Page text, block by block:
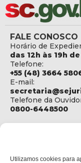
Utilizamos cookies para
FALE CONOSCO
Horário de
das 12h às 19h
Telefone:
+55 (48) 3664
E-mail:
Telefone da
0800-6448500
SEJURI -